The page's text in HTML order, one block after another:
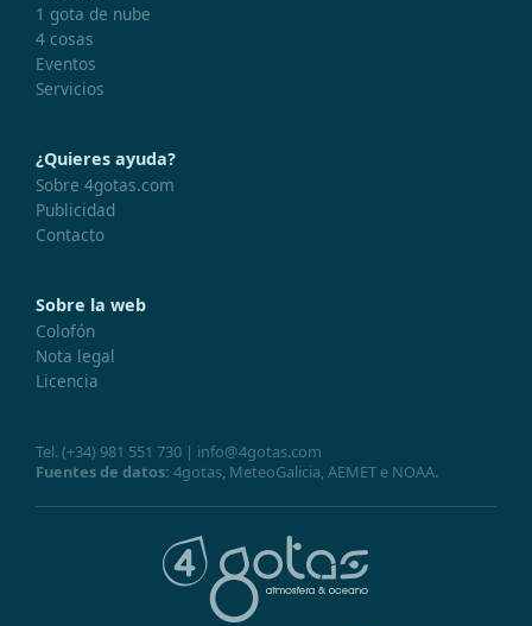
1 gota de nube
4 cosas
Eventos
Servicios
¿Quieres ayuda?
Sobre 4gotas.com
Publicidad
Contacto
Sobre la web
Colofón
Nota legal
Licencia
Tel.(+34) 981 551 730 | info@4gotas.com
Fuentes de datos: 4gotas, MeteoGalicia,AEMET e NOAA.